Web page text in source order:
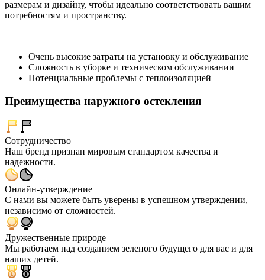
размерам и дизайну, чтобы идеально соответствовать вашим
потребностям и пространству.
Очень высокие затраты на установку и обслуживание
Сложность в уборке и техническом обслуживании
Потенциальные проблемы с теплоизоляцией
Преимущества наружного остекления
Сотрудничество
Наш бренд признан мировым стандартом качества и
надежности.
Онлайн-утверждение
С нами вы можете быть уверены в успешном утверждении,
независимо от сложностей.
Дружественные природе
Мы работаем над созданием зеленого будущего для вас и для
наших детей.